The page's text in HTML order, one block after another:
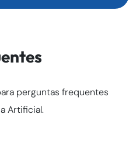
perguntas frequentes
Artificial.